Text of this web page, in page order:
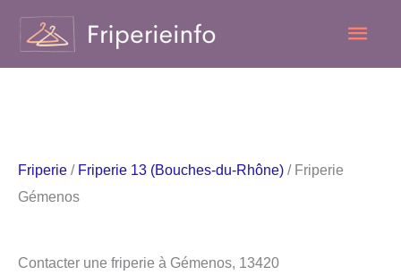
contenu
Friperie / Friperie 13 (Bouches-du-Rhône) / Friperie
Gémenos
Contacter une friperie à Gémenos, 13420